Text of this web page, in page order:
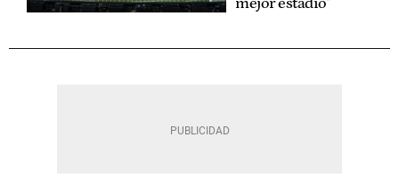
mejor estadio"